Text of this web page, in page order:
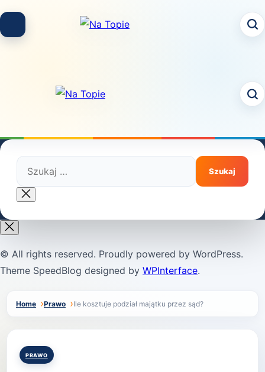
content
Szukaj:
Close
search
© All rights reserved. Proudly powered by WordPress.
Theme SpeedBlog designed by WPInterface.
Home Prawo Ile kosztuje podział majątku przez sąd?
Posted
PRAWO